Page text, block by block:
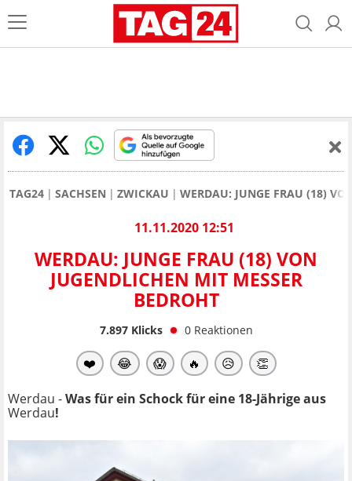
TAG24 SACHSEN ZWICKAU WERDAU: JUNGE FRAU (18)
11.11.2020 12:51
WERDAU: JUNGE FRAU (18) VON
JUGENDLICHEN MIT MESSER
BEDROHT
7.897Klicks 0 Reaktionen
❤️ 😂 😱 🔥 😥 👏
Werdau -Was für ein Schock für eine 18-Jährige aus
Werdau!